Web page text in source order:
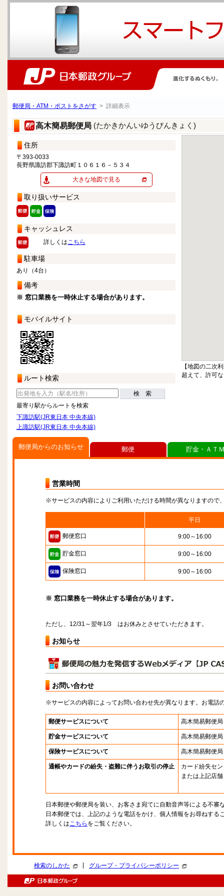
郵便局・ATM・ポストをさがす > 詳細表示
高木簡易郵便局 (たかきかんいゆうびんきょく)
住所
〒393-0033
長野県諏訪郡下諏訪町１０６１６－５３４
大きな地図で見る
取り扱いサービス
キャッシュレス
詳しくはこちら
駐車場
あり（4台）
備考
※ 窓口業務を一時休止する場合があります。
モバイルサイト
ルート検索
検 索
最寄り駅からルートを検索
下諏訪駅(JR東日本 中央本線)
上諏訪駅(JR東日本 中央本線)
【地図の二次
超えて、許可
郵便局からのお知らせ
営業時間
※サービスの内容によりご利用いただける時間が異なりますので
平日
郵便窓口 9:00～16:00
貯金窓口 9:00～16:00
保険窓口 9:00～16:00
※ 窓口業務を一時休止する場合があります。
ただし、12/31～翌年1/3 はお休みとさせていただきます。
お知らせ
お問い合わせ
※サービスの内容によってお問い合わせ先が異なります。お電話
郵便サービスについて 高木簡易郵便局
貯金サービスについて 高木簡易郵便局
保険サービスについて 高木簡易郵便局
通帳やカードの紛失・盗難に伴うお取引の停止
カード紛失セ
または上記店舗
日本郵便や郵便局を装い、お客さま宛てに自動音声等による不審
日本郵便では、上記のような電話をかけ、個人情報をお尋ねする
詳しくはこちら をご覧ください。
郵便 貯金・ＡＴ
検索のしかた グループ・プライバシーポリシー